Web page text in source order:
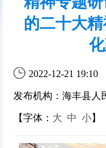
的二十大
2022-12-21 19:10
发布机构：海丰县人
【字体： 大 中 小】